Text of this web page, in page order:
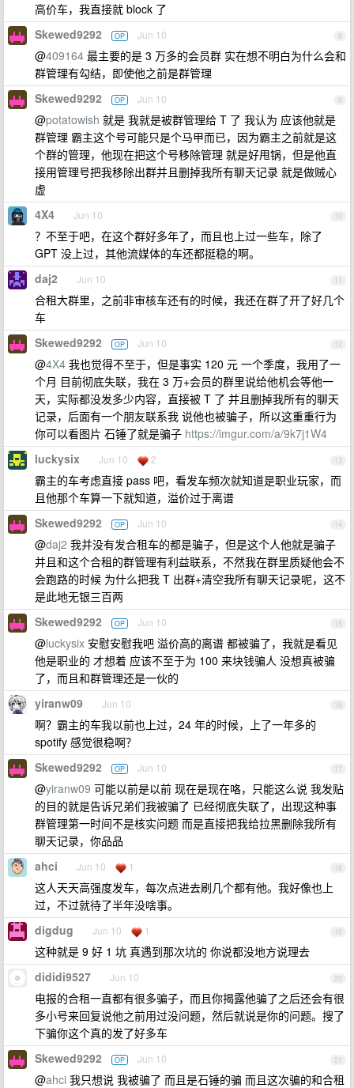
高价车，我直接就 block 了
8
Skewed9292 OP Jun 10
@409164 最主要的是 3 万多的会员群 实在想不明白为什么会和
群管理有勾结，即使他之前是群管理
9
Skewed9292 OP Jun 10
@potatowish 就是 我就是被群管理给 T 了 我认为 应该他就是
群管理 霸主这个号可能只是个马甲而已，因为霸主之前就是这
个群的管理，他现在把这个号移除管理 就是好甩锅，但是他直
接用管理号把我移除出群并且删掉我所有聊天记录 就是做贼心
虚
10
4X4 Jun 10
？不至于吧，在这个群好多年了，而且也上过一些车，除了
GPT 没上过，其他流媒体的车还都挺稳的啊。
11
daj2 Jun 10
合租大群里，之前非审核车还有的时候，我还在群了开了好几个
车
12
Skewed9292 OP Jun 10
@4X4 我也觉得不至于，但是事实 120 元 一个季度，我用了一
个月 目前彻底失联，我在 3 万+会员的群里说给他机会等他一
天，实际都没发多少内容，直接被 T 了 并且删掉我所有的聊天
记录，后面有一个朋友联系我 说他也被骗子，所以这重重行为
你可以看图片 石锤了就是骗子 https://imgur.com/a/9k7j1W4
13
luckysix Jun 10 2
霸主的车考虑直接 pass 吧，看发车频次就知道是职业玩家，而
且他那个车算一下就知道，溢价过于离谱
14
Skewed9292 OP Jun 10
@daj2 我并没有发合租车的都是骗子，但是这个人他就是骗子
并且和这个合租的群管理有利益联系，不然我在群里质疑他会不
会跑路的时候 为什么把我 T 出群+清空我所有聊天记录呢，这不
是此地无银三百两
15
Skewed9292 OP Jun 10
@luckysix 安慰安慰我吧 溢价高的离谱 都被骗了，我就是看见
他是职业的 才想着 应该不至于为 100 来块钱骗人 没想真被骗
了，而且和群管理还是一伙的
16
yiranw09 Jun 10
啊？霸主的车我以前也上过，24 年的时候，上了一年多的
spotify 感觉很稳啊？
17
Skewed9292 OP Jun 10
@yiranw09 可能以前是以前 现在是现在咯，只能这么说 我发贴
的目的就是告诉兄弟们我被骗了 已经彻底失联了，出现这种事
群管理第一时间不是核实问题 而是直接把我给拉黑删除我所有
聊天记录，你品品
18
ahci Jun 10 1
这人天天高强度发车，每次点进去刷几个都有他。我好像也上
过，不过就待了半年没啥事。
19
digdug Jun 10 1
这种就是 9 好 1 坑 真遇到那次坑的 你说都没地方说理去
20
dididi9527 Jun 10
电报的合租一直都有很多骗子，而且你揭露他骗了之后还会有很
多小号来回复说他之前用过没问题，然后就说是你的问题。搜了
下骗你这个真的发了好多车
21
Skewed9292 OP Jun 10
@ahci 我只想说 我被骗了 而且是石锤的骗 而且这次骗的和合租